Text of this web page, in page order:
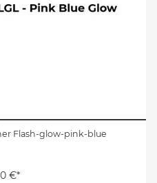
Flash-glow-pink-blue
€*